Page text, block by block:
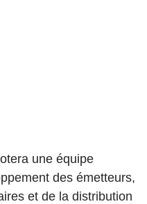
une équipe
des émetteurs,
et de la distribution